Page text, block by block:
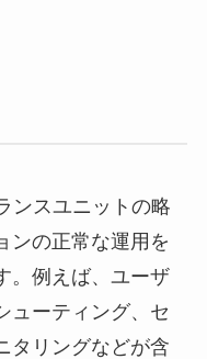
ンスユニットの略
ンの正常な運用を
。例えば、ユーザ
ューティング、セ
タリングなどが含